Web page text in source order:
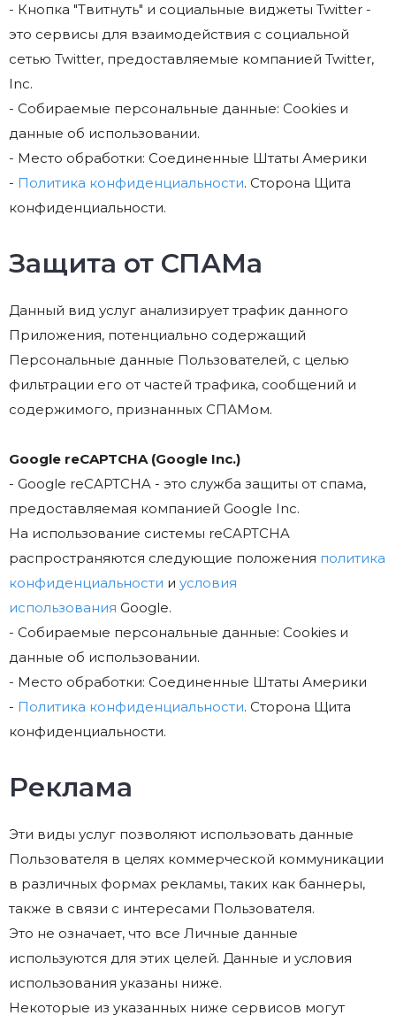
- Кнопка "Твитнуть" и социальные виджеты Twitter -
это сервисы для взаимодействия с социальной
сетью Twitter, предоставляемые компанией Twitter,
Inc.
- Собираемые персональные данные: Cookies и
данные об использовании.
- Место обработки: Соединенные Штаты Америки
- Политика конфиденциальности. Сторона Щита
конфиденциальности.
Защита от СПАМа
Данный вид услуг анализирует трафик данного
Приложения, потенциально содержащий
Персональные данные Пользователей, с целью
фильтрации его от частей трафика, сообщений и
содержимого, признанных СПАМом.
Google reCAPTCHA (Google Inc.)
- Google reCAPTCHA - это служба защиты от спама,
предоставляемая компанией Google Inc.
На использование системы reCAPTCHA
распространяются следующие положения политика
конфиденциальности и условия
использования Google.
- Собираемые персональные данные: Cookies и
данные об использовании.
- Место обработки: Соединенные Штаты Америки
- Политика конфиденциальности. Сторона Щита
конфиденциальности.
Реклама
Эти виды услуг позволяют использовать данные
Пользователя в целях коммерческой коммуникации
в различных формах рекламы, таких как баннеры,
также в связи с интересами Пользователя.
Это не означает, что все Личные данные
используются для этих целей. Данные и условия
использования указаны ниже.
Некоторые из указанных ниже сервисов могут